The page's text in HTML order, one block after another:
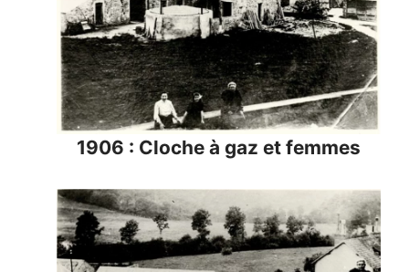
1906 : Cloche à gaz et femmes